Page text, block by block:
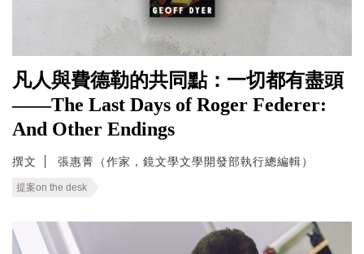
凡人與費德勒的共同點：一切都有盡頭
——The Last Days of Roger Federer:
And Other Endings
撰文 張惠菁（作家，鏡文學文學開發部執行總編輯）
提案on the desk